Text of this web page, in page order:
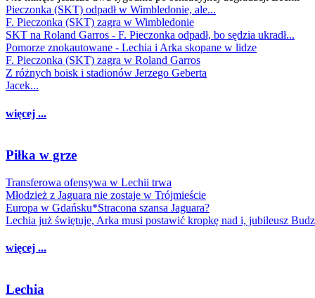
Pieczonka (SKT) odpadł w Wimbledonie, ale...
F. Pieczonka (SKT) zagra w Wimbledonie
SKT na Roland Garros - F. Pieczonka odpadł, bo sędzia ukradł...
Pomorze znokautowane - Lechia i Arka skopane w lidze
F. Pieczonka (SKT) zagra w Roland Garros
Z różnych boisk i stadionów Jerzego Geberta
Jacek...
więcej ...
Piłka w grze
Transferowa ofensywa w Lechii trwa
Młodzież z Jaguara nie zostaje w Trójmieście
Europa w Gdańsku*Stracona szansa Jaguara?
Lechia już świętuje, Arka musi postawić kropkę nad i, jubileusz
więcej ...
Lechia